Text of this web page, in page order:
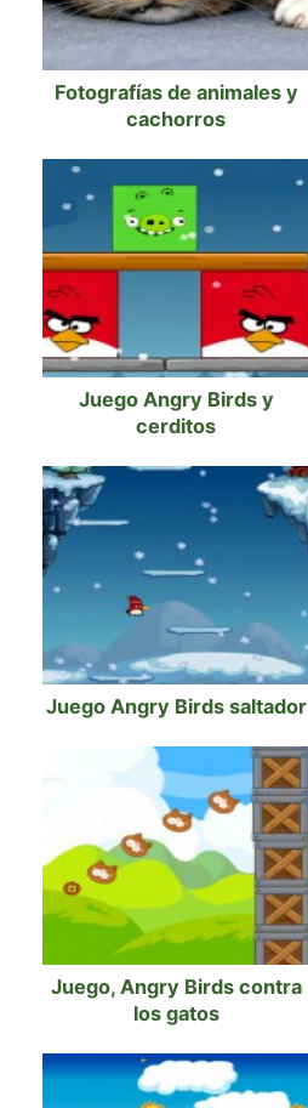
Fotografías de animales y
cachorros
Juego Angry Birds y
cerditos
Juego Angry Birds saltador
Juego, Angry Birds contra
los gatos